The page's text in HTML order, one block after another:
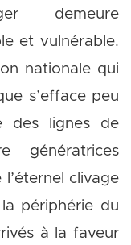
demeure
et vulnérable.
nationale qui
s’efface peu
des lignes de
génératrices
l’éternel clivage
périphérie du
à la faveur